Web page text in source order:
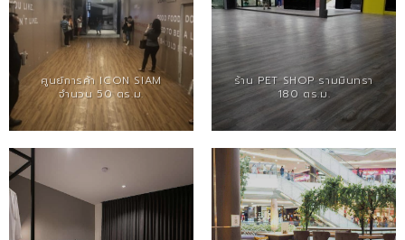
ศูนย์การค้า ICON SIAM
จำนวน 50 ตร.ม.
ร้าน PET SHOP รามมินทรา
180 ตร.ม.